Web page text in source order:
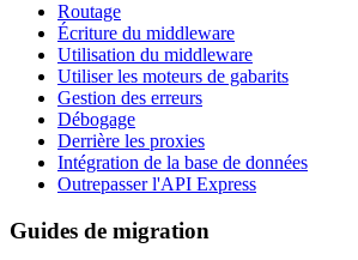
Routage
Écriture du middleware
Utilisation du middleware
Utiliser les moteurs de gabarits
Gestion des erreurs
Débogage
Derrière les proxies
Intégration de la base de données
Outrepasser l'API Express
Guides de migration